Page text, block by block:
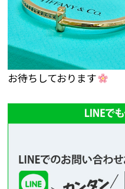
お待ちしております